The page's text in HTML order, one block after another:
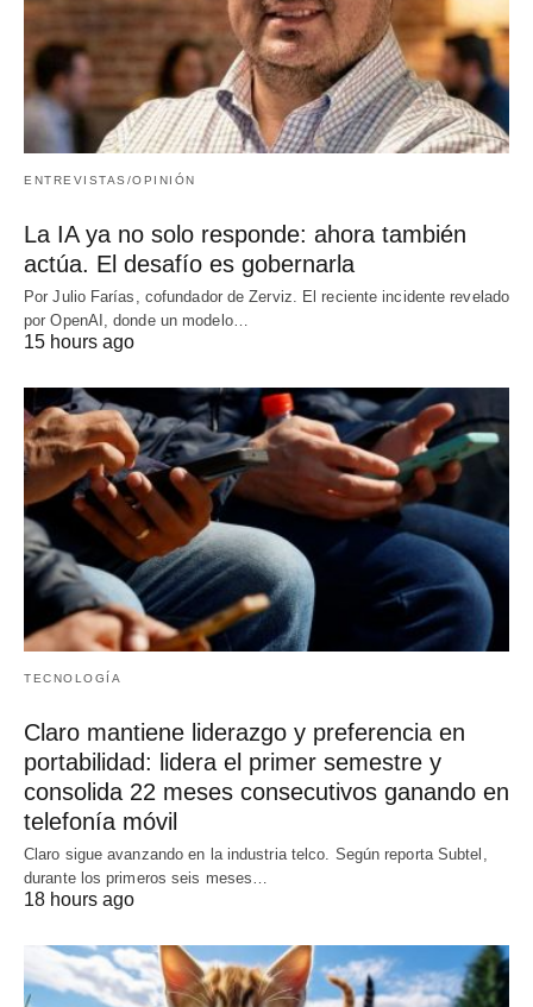
ENTREVISTAS/OPINIÓN
La IA ya no solo responde: ahora también
actúa. El desafío es gobernarla
Por Julio Farías, cofundador de Zerviz. El reciente incidente revelado
por OpenAI, donde un modelo…
15 hours ago
TECNOLOGÍA
Claro mantiene liderazgo y preferencia en
portabilidad: lidera el primer semestre y
consolida 22 meses consecutivos ganando en
telefonía móvil
Claro sigue avanzando en la industria telco. Según reporta Subtel,
durante los primeros seis meses…
18 hours ago